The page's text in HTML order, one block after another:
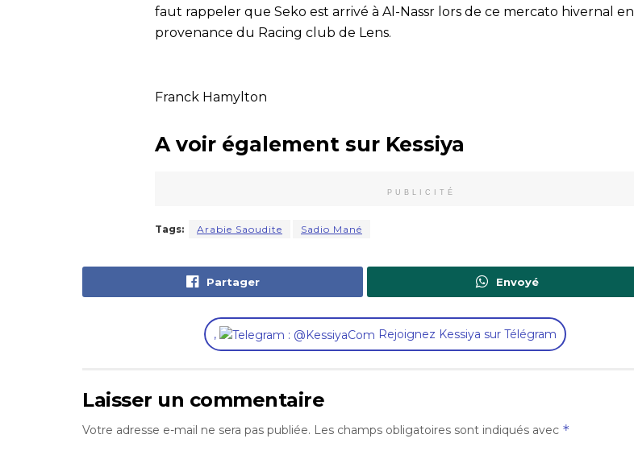
faut rappeler que Seko est arrivé à Al-Nassr lors de ce mercato hivernal en
provenance du Racing club de Lens.
Franck Hamylton
A voir également sur Kessiya
PUBLICITÉ
Tags: Arabie Saoudite Sadio Mané
Partager Envoyé
, Rejoignez Kessiya sur Télégram
Laisser un commentaire
Votre adresse e-mail ne sera pas publiée. Les champs obligatoires sont indiqués avec *